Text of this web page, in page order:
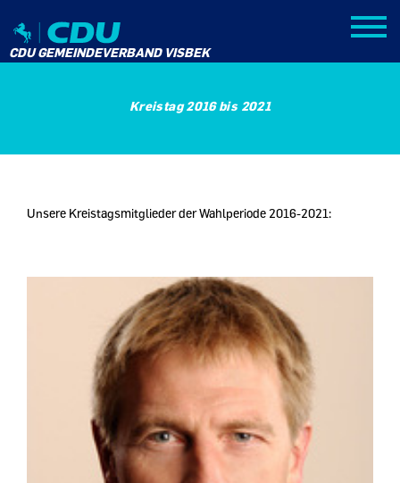
CDU GEMEINDEVERBAND VISBEK
Kreistag 2016 bis 2021
Unsere Kreistagsmitglieder der Wahlperiode 2016-2021: